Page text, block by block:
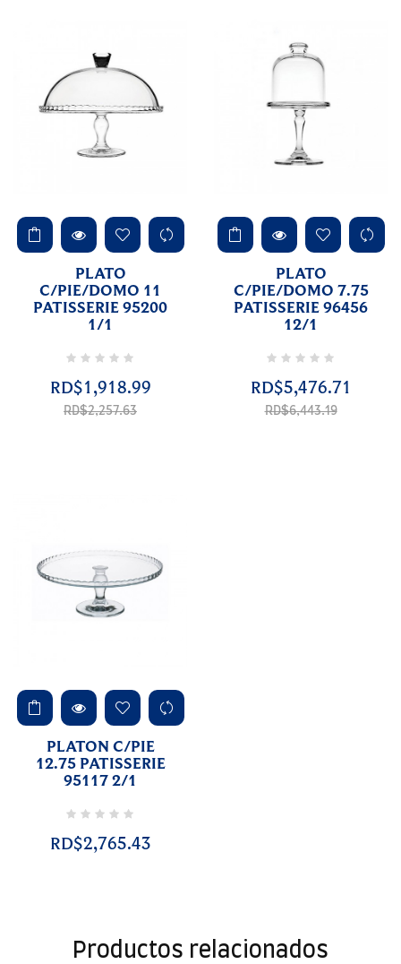
PLATO
C/PIE/DOMO 11
PATISSERIE 95200
1/1
RD$1,918.99Precio
RD$2,257.63
PLATO
C/PIE/DOMO 7.75
PATISSERIE 96456
12/1
RD$5,476.71
RD$6,443.19
PLATON C/PIE
12.75 PATISSERIE
95117 2/1
RD$2,765.43
Productos relacionados